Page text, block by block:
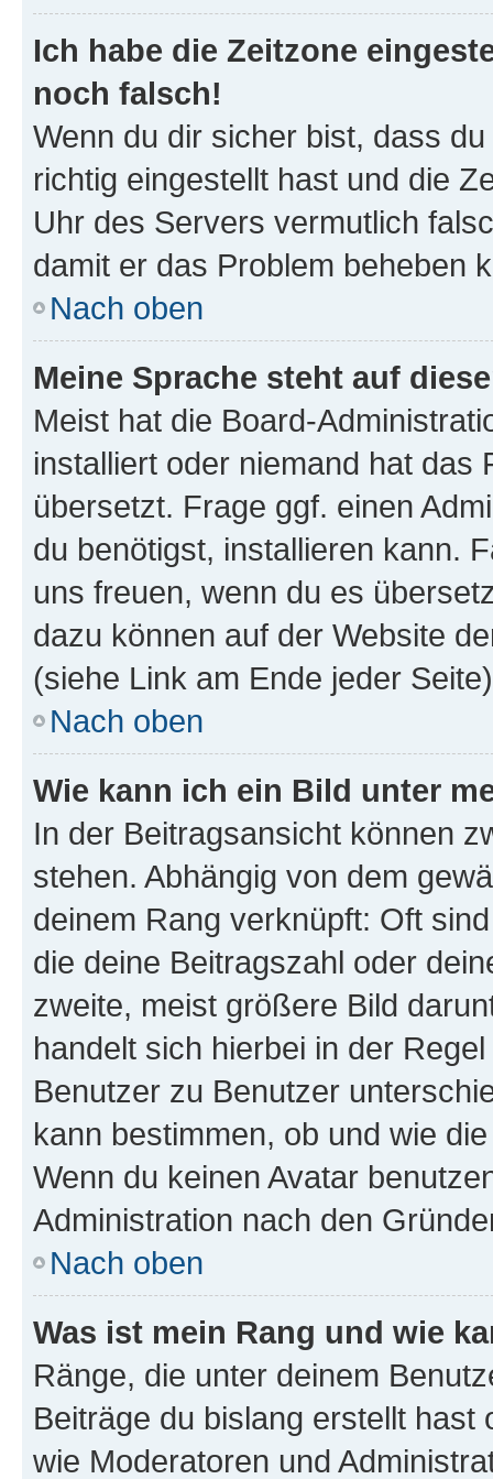
Ich habe die Zeitzone
noch falsch!
Wenn du dir sicher bist, dass
richtig eingestellt hast und die
Uhr des Servers vermutlich
damit er das Problem beheben
Nach oben
Meine Sprache steht auf
Meist hat die Board-
installiert oder niemand hat das
übersetzt. Frage ggf. einen
du benötigst, installieren kann.
uns freuen, wenn du es
dazu können auf der Website
(siehe Link am Ende jeder
Nach oben
Wie kann ich ein Bild unter
In der Beitragsansicht können
stehen. Abhängig von dem
deinem Rang verknüpft: Oft
die deine Beitragszahl oder
zweite, meist größere Bild
handelt sich hierbei in der
Benutzer zu Benutzer
kann bestimmen, ob und wie
Wenn du keinen Avatar
Administration nach den
Nach oben
Was ist mein Rang und wie
Ränge, die unter deinem
Beiträge du bislang erstellt
wie Moderatoren und